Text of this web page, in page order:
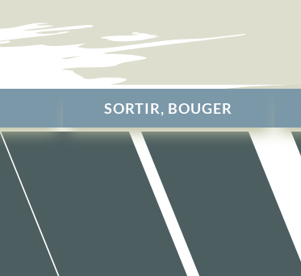
SORTIR, BOUGER